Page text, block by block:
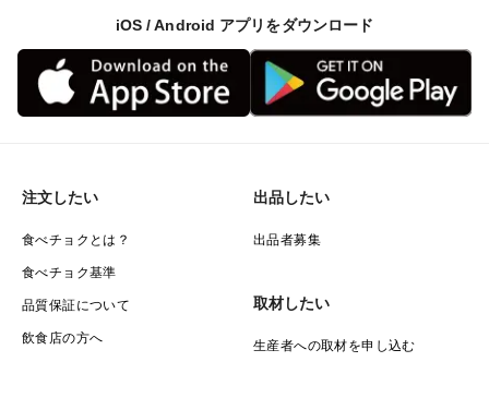
iOS / Android アプリをダウンロード
注文したい
食べチョクとは？
食べチョク基準
品質保証について
飲食店の方へ
出品したい
出品者募集
取材したい
生産者への取材を申し込む